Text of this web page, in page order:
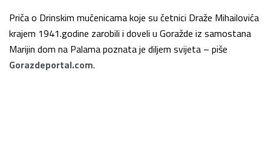
Priča o Drinskim mučenicama koje su četnici Draže Mihailovića
krajem 1941.godine zarobili i doveli u Goražde iz samostana
Marijin dom na Palama poznata je diljem svijeta – piše
Gorazdeportal.com.